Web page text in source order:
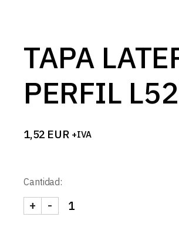
TAPA
PERFIL
1,52 EUR +IVA
Cantidad:
TAPA LATERAL PERFIL L525
-
+